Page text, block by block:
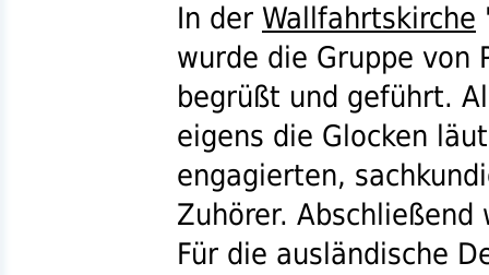
In der Wallfahrtskirche
wurde die Gruppe von
begrüßt und geführt.
eigens die Glocken
engagierten,
Zuhörer.
Für die ausländische